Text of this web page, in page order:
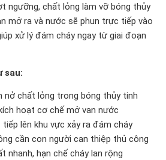
ngưỡng, chất lỏng làm vỡ bóng thủy
mở ra và nước sẽ phun trực tiếp vào
xử lý đám cháy ngay từ giai đoạn
sau:
nở chất lỏng trong bóng thủy tinh
hoạt cơ chế mở van nước
lên khu vực xảy ra đám cháy
cần con người can thiệp thủ công
nhanh, hạn chế cháy lan rộng